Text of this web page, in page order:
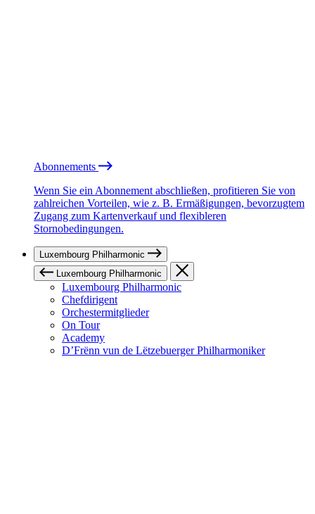
Abonnements
Wenn Sie ein Abonnement abschließen, profitieren Sie von
zahlreichen Vorteilen, wie z. B. Ermäßigungen, bevorzugtem
Zugang zum Kartenverkauf und flexibleren
Stornobedingungen.
Luxembourg Philharmonic
Luxembourg Philharmonic
Luxembourg Philharmonic
Chefdirigent
Orchestermitglieder
On Tour
Academy
D’Frënn vun de Lëtzebuerger Philharmoniker